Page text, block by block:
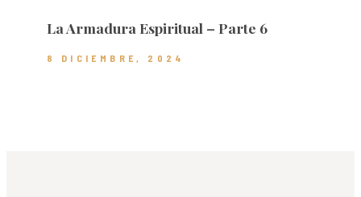
La Armadura Espiritual – Parte 6
8 DICIEMBRE, 2024